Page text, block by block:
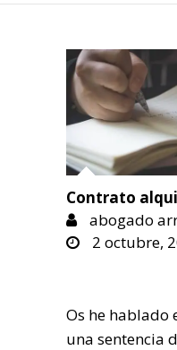
Contrato
abogado
2 octubre,
Os he hablado
una sentencia